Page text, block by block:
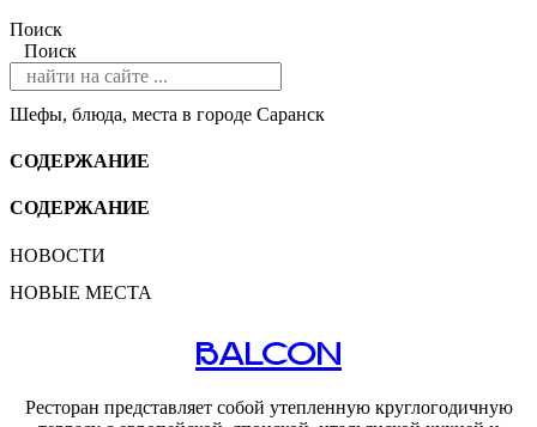
Поиск
Поиск
Шефы, блюда, места в городе Саранск
СОДЕРЖАНИЕ
СОДЕРЖАНИЕ
НОВОСТИ
НОВЫЕ МЕСТА
BALCON
Ресторан представляет собой утепленную круглогодичную